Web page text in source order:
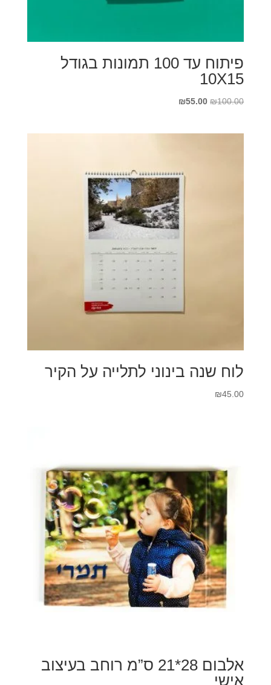
פיתוח עד 100 תמונות בגודל
10X15
₪100.00
המחיר₪55.00
המחיר
לוח שנה בינוני לתלייה על הקיר
₪45.00
אלבום 28*21 ס”מ רוחב בעיצוב
אישי